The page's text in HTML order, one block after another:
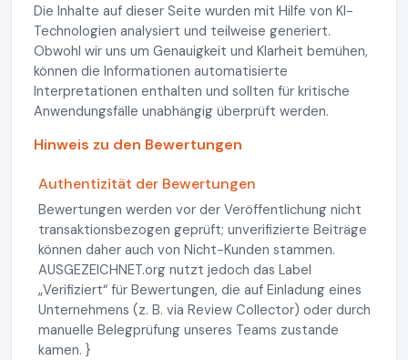
Die Inhalte auf dieser Seite wurden mit Hilfe von KI-
Technologien analysiert und teilweise generiert.
Obwohl wir uns um Genauigkeit und Klarheit bemühen,
können die Informationen automatisierte
Interpretationen enthalten und sollten für kritische
Anwendungsfälle unabhängig überprüft werden.
Hinweis zu den Bewertungen
Authentizität der Bewertungen
Bewertungen werden vor der Veröffentlichung nicht
transaktionsbezogen geprüft; unverifizierte Beiträge
können daher auch von Nicht-Kunden stammen.
AUSGEZEICHNET.org nutzt jedoch das Label
„Verifiziert“ für Bewertungen, die auf Einladung eines
Unternehmens (z. B. via Review Collector) oder durch
manuelle Belegprüfung unseres Teams zustande
kamen. }